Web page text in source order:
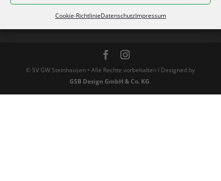
Cookie-RichtlinieDatenschutzImpressum
© SV GW Steinhausen • Alle Rechte vorbehalten I Designed by
GSB Design GmbH & Co. KG.